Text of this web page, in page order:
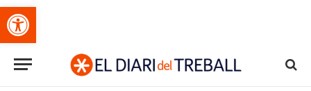
Obre la barra d'eines